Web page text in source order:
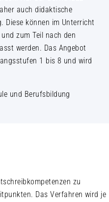
auch didaktische
Diese können im Unterricht
zum Teil nach den
werden. Das Angebot
1 bis 8 und wird
und Berufsbildung
zu
Das Verfahren wird je